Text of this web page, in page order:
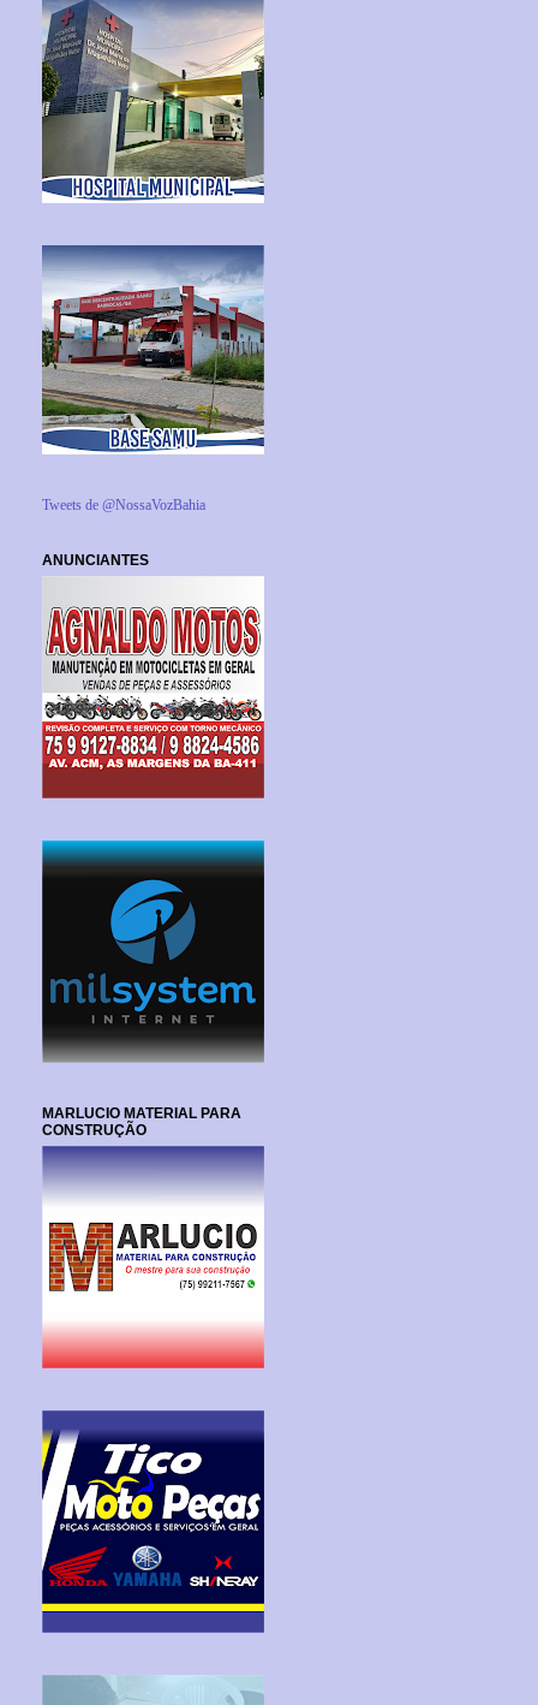
Tweets de @NossaVozBahia
ANUNCIANTES
MARLUCIO MATERIAL PARA
CONSTRUÇÃO